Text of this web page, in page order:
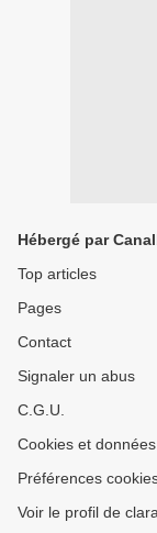
Hébergé par
Top articles
Pages
Contact
Signaler un abus
C.G.U.
Cookies et
Préférences
Voir le profil de